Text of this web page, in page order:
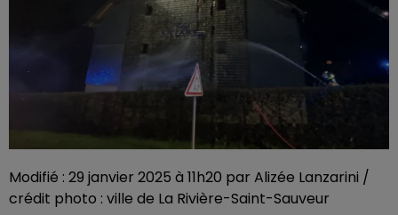
Modifié : 29 janvier 2025 à 11h20 par Alizée Lanzarini /
crédit photo : ville de La Rivière-Saint-Sauveur